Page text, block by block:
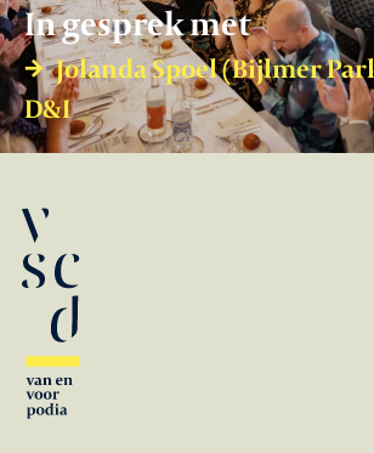
In gesprek met
Jolanda Spoel (Bijlmer
D&I